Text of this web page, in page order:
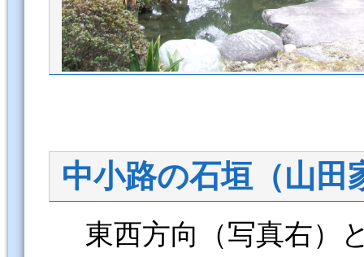
中小路の石垣（山田
東西方向（写真右）